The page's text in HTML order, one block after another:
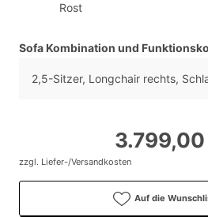
Rost
Sofa Kombination und
2,5-Sitzer, Longchair rechts,
zzgl. Liefer-/Versandkosten
Auf die